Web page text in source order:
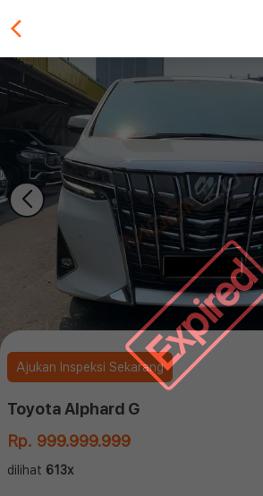
Ajukan Inspeksi Sekarang
Toyota Alphard G
Rp. 999.999.999
dilihat 613x